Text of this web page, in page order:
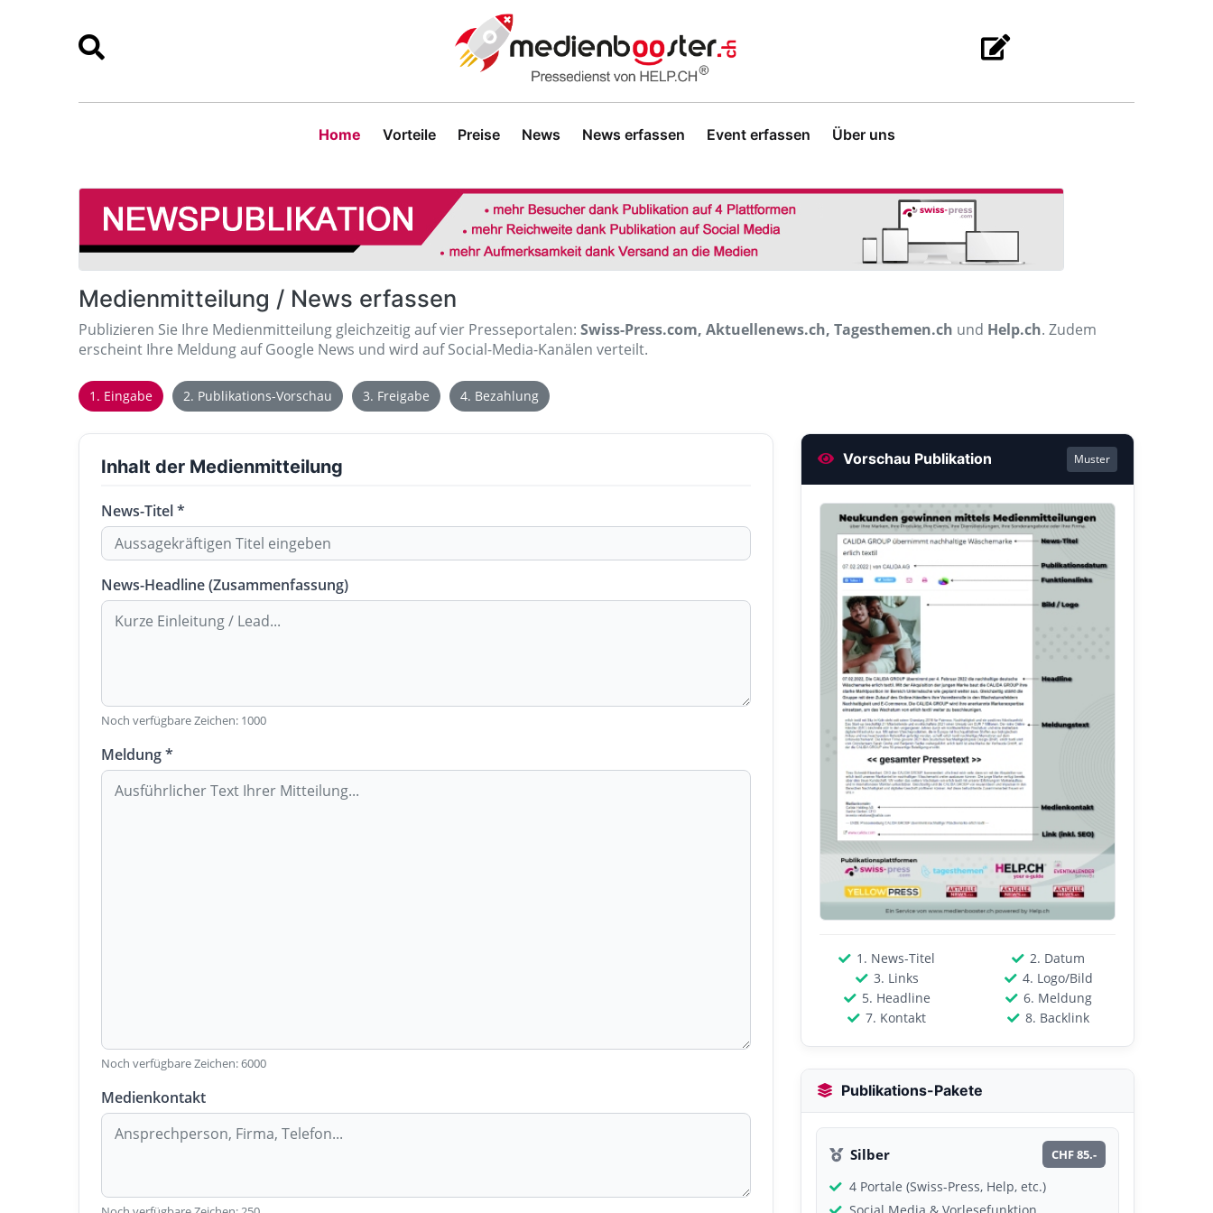
Home Vorteile Preise News News erfassen Event erfassen Über uns
Medienmitteilung / News erfassen
Publizieren Sie Ihre Medienmitteilung gleichzeitig auf vier Presseportalen: Swiss-Press.com, Aktuellenews.ch, Tagesthemen.ch und Help.ch. Zudem
erscheint Ihre Meldung auf Google News und wird auf Social-Media-Kanälen verteilt.
1. Eingabe 2. Publikations-Vorschau 3. Freigabe 4. Bezahlung
Inhalt der Medienmitteilung
News-Titel *
News-Headline (Zusammenfassung)
Noch verfügbare Zeichen: 1000
Meldung *
Noch verfügbare Zeichen:6000
Medienkontakt
Vorschau Publikation Muster
1. News-Titel
2. Datum
3. Links
4. Logo/Bild
5. Headline
6. Meldung
7. Kontakt
8. Backlink
Publikations-Pakete
Silber CHF 85.-
4 Portale (Swiss-Press, Help, etc.)
Social Media & Vorlesefunktion